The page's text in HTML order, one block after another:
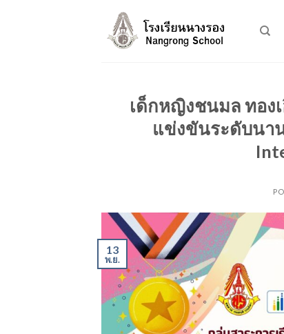
เด็กหญิงชนมล ทอง
แข่งขันระดับนา
13
พ.ย.